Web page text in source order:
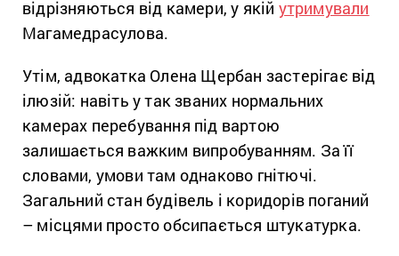
відрізняються від камери, у якій утримували
Магамедрасулова.
Утім, адвокатка Олена Щербан застерігає від
ілюзій: навіть у так званих нормальних
камерах перебування під вартою
залишається важким випробуванням. За її
словами, умови там однаково гнітючі.
Загальний стан будівель і коридорів поганий
– місцями просто обсипається штукатурка.